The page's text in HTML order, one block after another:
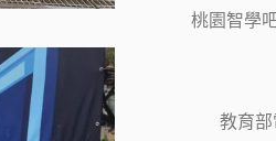
桃園智學
教育部